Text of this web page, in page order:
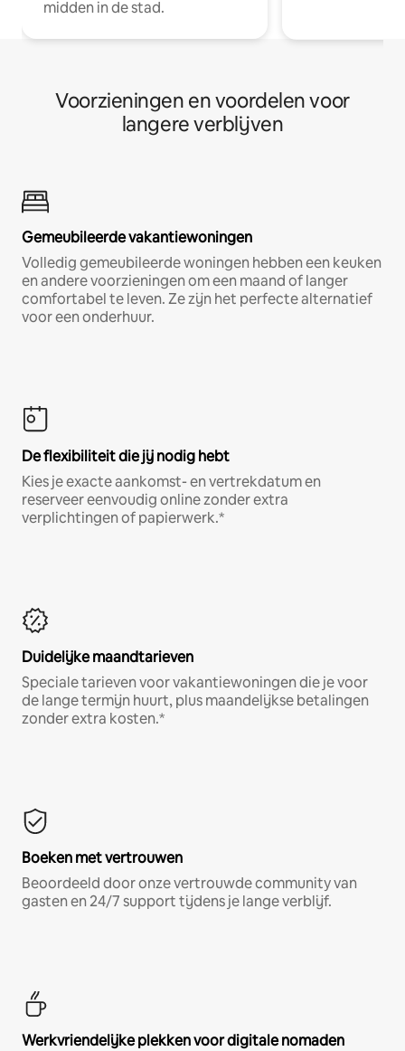
midden in de stad.
Voorzieningen en voordelen voor
langere verblijven
Gemeubileerde vakantiewoningen
Volledig gemeubileerde woningen hebben een keuken
en andere voorzieningen om een maand of langer
comfortabel te leven. Ze zijn het perfecte alternatief
voor een onderhuur.
De flexibiliteit die jij nodig hebt
Kies je exacte aankomst- en vertrekdatum en
reserveer eenvoudig online zonder extra
verplichtingen of papierwerk.*
Duidelijke maandtarieven
Speciale tarieven voor vakantiewoningen die je voor
de lange termijn huurt, plus maandelijkse betalingen
zonder extra kosten.*
Boeken met vertrouwen
Beoordeeld door onze vertrouwde community van
gasten en 24/7 support tijdens je lange verblijf.
Werkvriendelijke plekken voor digitale nomaden